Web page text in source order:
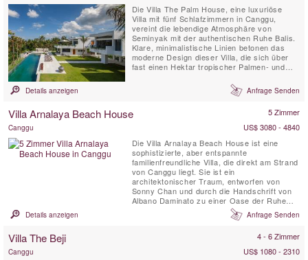
Die Villa The Palm House, eine luxuriöse
Villa mit fünf Schlafzimmern in Canggu,
vereint die lebendige Atmosphäre von
Seminyak mit der authentischen Ruhe Balis.
Klare, minimalistische Linien betonen das
moderne Design dieser Villa, die sich über
fast einen Hektar tropischer Palmen- und
atemberaubenden Blick auf die terrassierten
Reisfelder bietet. Jedes Detail wurde
Möbel bieten höchsten ...
Details anzeigen Anfrage Senden
Villa Arnalaya Beach House 5 Zimmer
Canggu
US$ 3080 - 4840
Die Villa Arnalaya Beach House ist eine
sophistizierte, aber entspannte
familienfreundliche Villa, die direkt am Strand
von Canggu liegt. Sie ist ein
architektonischer Traum, entworfen von
Sonny Chan und durch die Handschrift von
Albano Daminato zu einer Oase der Ruhe
gemacht. Ein großes Team engagierter
Mitarbeiter sorgt dafür, dass jeder Wunsch
verfügt über fünf Doppelzimmer sowie ein
Fitnessstudio, das sich bei Bedarf in ein ...
Details anzeigen Anfrage Senden
Villa The Beji 4 - 6 Zimmer
Canggu
US$ 1080 - 2310